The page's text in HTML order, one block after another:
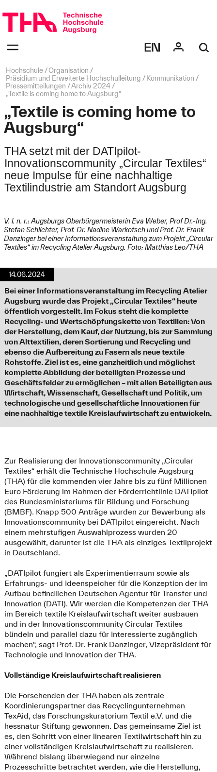
überspringen
bestätigen
des
Menüs
Seitenpfad:
Hochschule
Organisation
Präsidium und Erweiterte Hochschulleitung
Kommunikation
Pressemitteilungen
Archiv 2024
„Textile is coming home to Augsburg“
„Textile is coming home to
Augsburg“
THA setzt mit der DATIpilot-
Innovationscommunity „Circular Textiles“
neue Impulse für eine nachhaltige
Textilindustrie am Standort Augsburg
V. l. n. r.: Augsburgs Oberbürgermeisterin Eva Weber, Prof Dr.-Ing.
Stefan Schlichter, Prof. Dr. Nadine Warkotsch und Prof. Dr. Frank
Danzinger bei einer Informationsveranstaltung zum Projekt „Circular
Textiles“ im Recycling Atelier Augsburg. Foto: Matthias Leo/THA
14.06.2024
Bei einer Informationsveranstaltung im Recycling Atelier
Augsburg wurde das Projekt „Circular Textiles“ heute
öffentlich vorgestellt. Im Fokus steht die komplette
Recycling- und Wertschöpfungskette von Textilien: Von
der Herstellung, dem Kauf, der Nutzung, bis zur Sammlung
von Alttextilien, deren Sortierung und Recycling und
ebenso die Aufbereitung zu Fasern als neue textile
Rohstoffe. Ziel ist es, eine ganzheitlich und möglichst
komplette Abbildung der beteiligten Prozesse und
Geschäftsfelder zu ermöglichen – mit allen Beteiligten aus
Wirtschaft, Wissenschaft, Gesellschaft und Politik, um
technologische und gesellschaftliche Innovationen für
eine nachhaltige textile Kreislaufwirtschaft zu entwickeln.
Zur Realisierung der Innovationscommunity „Circular
Textiles“ erhält die Technische Hochschule Augsburg
(THA) für die kommenden vier Jahre bis zu fünf Millionen
Euro Förderung im Rahmen der Förderrichtlinie DATIpilot
des Bundesministeriums für Bildung und Forschung
(BMBF). Knapp 500 Anträge wurden zur Bewerbung als
Innovationscommunity bei DATIpilot eingereicht. Nach
einem mehrstufigen Auswahlprozess wurden 20
ausgewählt, darunter ist die THA als einziges Textilprojekt
in Deutschland.
„DATIpilot fungiert als Experimentierraum sowie als
Erfahrungs- und Ideenspeicher für die Konzeption der im
Aufbau befindlichen Deutschen Agentur für Transfer und
Innovation (DATI). Wir werden die Kompetenzen der THA
im Bereich textile Kreislaufwirtschaft weiter ausbauen
und in der Innovationscommunity Circular Textiles
bündeln und parallel dazu für Interessierte zugänglich
machen“, sagt Prof. Dr. Frank Danzinger, Vizepräsident für
Technologie und Innovation der THA.
Vollständige Kreislaufwirtschaft realisieren
Die Forschenden der THA haben als zentrale
Koordinierungspartner das Recyclingunternehmen
TexAid, das Forschungskuratorium Textil e.V. und die
hessnatur Stiftung gewonnen. Das gemeinsame Ziel ist
es, den Schritt von einer linearen Textilwirtschaft hin zu
einer vollständigen Kreislaufwirtschaft zu realisieren.
Während bislang überwiegend nur einzelne
Prozesschritte betrachtet werden, wie die Herstellung,